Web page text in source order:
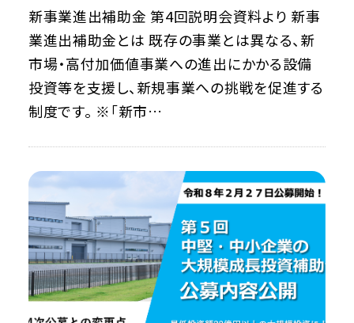
新事業進出補助金 第4回説明会資料より 新事
業進出補助金とは 既存の事業とは異なる、新
市場・高付加価値事業への進出にかかる設備
投資等を支援し、新規事業への挑戦を促進する
制度です。 ※「新市…